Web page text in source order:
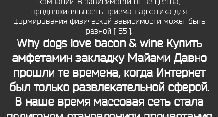
компании. В зависимости от вещества,
продолжительность приёма наркотика для
формирования физической зависимости может быть
разной [ 55 ].
Why dogs love bacon & wine Купить
амфетамин закладку Майами Давно
прошли те времена, когда Интернет
был только развлекательной сферой.
В наше время массовая сеть стала